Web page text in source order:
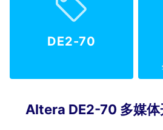
DE2-70
Altera DE2-70 多媒体